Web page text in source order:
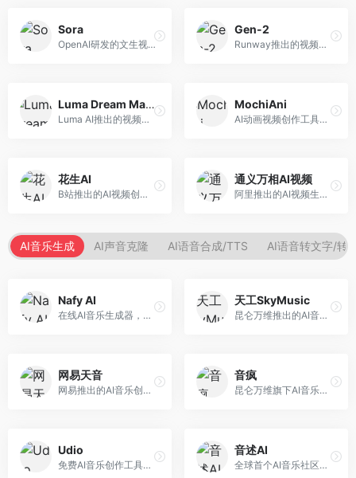
Sora
OpenAI研发的文生视频大模型，可根据文字描述生成长达60秒的高清视频。面向影视创作者、广告从业者和内容生产者，视频连贯性强，物理世界理解准确，代表了AI视频生成的最高水平。
Gen-2
Runway推出的视频生成模型，专注于文生视频和视频风格转换。面向影视制作人和创意工作者，支持文本到视频、图像到视频等多种生成模式，视频质量专业级。
Luma Dream Machine
Luma AI推出的视频生成工具，专注于高质量视频创作。面向影视创作者和内容生产者，支持文生视频、图生视频，视频质量高，物理运动流畅自然。
MochiAni
AI动画视频创作工具，专注于动画内容生成。面向动画创作者和二次元内容生产者，支持动画风格视频生成，动画效果流畅，适合动漫内容创作。
花生AI
B站推出的AI视频创作工具，专注于短视频内容生成。面向B站创作者，支持视频生成、视频编辑等功能，与B站平台深度整合，创作效率高。
通义万相AI视频
阿里推出的AI视频生成服务，整合图像与视频创作能力。面向电商和营销从业者，支持商品视频生成、营销视频制作等服务，商业应用场景丰富。
AI音乐生成 AI声音克隆 AI语音合成/TTS AI语音转文字/转
Nafy AI
在线AI音乐生成器，专注于快速音乐创作。面向内容创作者，支持多种风格音乐生成，操作简便，生成速度快，适合快速配乐需求。
天工SkyMusic
昆仑万维推出的AI音乐创作平台，基于天工大模型。面向音乐创作者，支持歌词生成、旋律创作、音乐编曲等服务，中文音乐创作能力强。
网易天音
网易推出的AI音乐创作工具，支持作词、作曲与编曲。面向音乐爱好者和独立音乐人，提供歌词生成、旋律创作、编曲制作等服务，与网易云音乐生态深度整合。
音疯
昆仑万维旗下AI音乐创作平台，专注于音乐内容生成。面向音乐爱好者和内容创作者，提供多种风格音乐生成，操作简便，创作速度快。
Udio
免费AI音乐创作工具，专注于高质量音乐生成。面向音乐创作者和内容制作者，支持多种音乐风格生成，音质专业，创作自由度高，适合专业音乐制作场景。
音述AI
全球首个AI音乐社区平台，整合创作与分享功能。面向音乐创作者和爱好者，提供音乐创作、作品分享、社区交流等服务，社区氛围活跃。